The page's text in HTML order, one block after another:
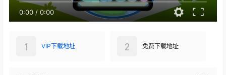
0:00 / 0:00
VIP下载地址
1 免费下载地址
2